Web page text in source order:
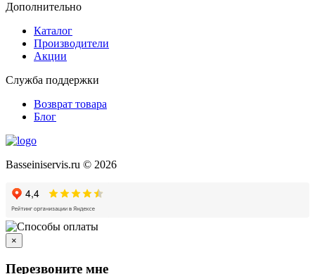
Дополнительно
Каталог
Производители
Акции
Служба поддержки
Возврат товара
Блог
Basseiniservis.ru © 2026
×
Перезвоните мне